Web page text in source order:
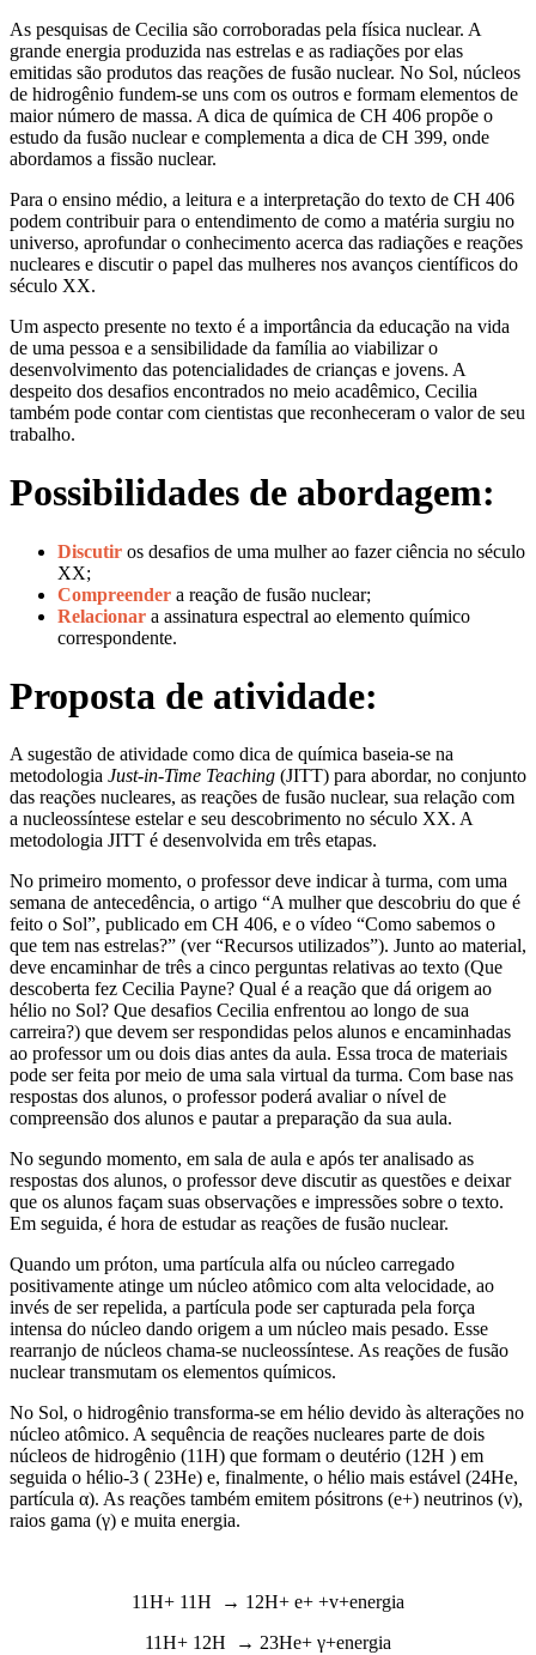
As pesquisas de Cecilia são corroboradas pela física nuclear. A
grande energia produzida nas estrelas e as radiações por elas
emitidas são produtos das reações de fusão nuclear. No Sol, núcleos
de hidrogênio fundem-se uns com os outros e formam elementos de
maior número de massa. A dica de química de CH 406 propõe o
estudo da fusão nuclear e complementa a dica de CH 399, onde
abordamos a fissão nuclear.
Para o ensino médio, a leitura e a interpretação do texto de CH 406
podem contribuir para o entendimento de como a matéria surgiu no
universo, aprofundar o conhecimento acerca das radiações e reações
nucleares e discutir o papel das mulheres nos avanços científicos do
século XX.
Um aspecto presente no texto é a importância da educação na vida
de uma pessoa e a sensibilidade da família ao viabilizar o
desenvolvimento das potencialidades de crianças e jovens. A
despeito dos desafios encontrados no meio acadêmico, Cecilia
também pode contar com cientistas que reconheceram o valor de seu
trabalho.
Possibilidades de abordagem:
Discutir os desafios de uma mulher ao fazer ciência no século
XX;
Compreender a reação de fusão nuclear;
Relacionar a assinatura espectral ao elemento químico
correspondente.
Proposta de atividade:
A sugestão de atividade como dica de química baseia-se na
metodologia Just-in-Time Teaching (JITT) para abordar, no conjunto
das reações nucleares, as reações de fusão nuclear, sua relação com
a nucleossíntese estelar e seu descobrimento no século XX. A
metodologia JITT é desenvolvida em três etapas.
No primeiro momento, o professor deve indicar à turma, com uma
semana de antecedência, o artigo “A mulher que descobriu do que é
feito o Sol”, publicado em CH 406, e o vídeo “Como sabemos o
que tem nas estrelas?” (ver “Recursos utilizados”). Junto ao material,
deve encaminhar de três a cinco perguntas relativas ao texto (Que
descoberta fez Cecilia Payne? Qual é a reação que dá origem ao
hélio no Sol? Que desafios Cecilia enfrentou ao longo de sua
carreira?) que devem ser respondidas pelos alunos e encaminhadas
ao professor um ou dois dias antes da aula. Essa troca de materiais
pode ser feita por meio de uma sala virtual da turma. Com base nas
respostas dos alunos, o professor poderá avaliar o nível de
compreensão dos alunos e pautar a preparação da sua aula.
No segundo momento, em sala de aula e após ter analisado as
respostas dos alunos, o professor deve discutir as questões e deixar
que os alunos façam suas observações e impressões sobre o texto.
Em seguida, é hora de estudar as reações de fusão nuclear.
Quando um próton, uma partícula alfa ou núcleo carregado
positivamente atinge um núcleo atômico com alta velocidade, ao
invés de ser repelida, a partícula pode ser capturada pela força
intensa do núcleo dando origem a um núcleo mais pesado. Esse
rearranjo de núcleos chama-se nucleossíntese. As reações de fusão
nuclear transmutam os elementos químicos.
No Sol, o hidrogênio transforma-se em hélio devido às alterações no
núcleo atômico. A sequência de reações nucleares parte de dois
núcleos de hidrogênio (11H) que formam o deutério (12H ) em
seguida o hélio-3 ( 23He) e, finalmente, o hélio mais estável (24He,
partícula α). As reações também emitem pósitrons (e+) neutrinos (ν),
raios gama (γ) e muita energia.
11H+ 11H → 12H+ e+ +v+energia
11H+ 12H → 23He+ γ+energia